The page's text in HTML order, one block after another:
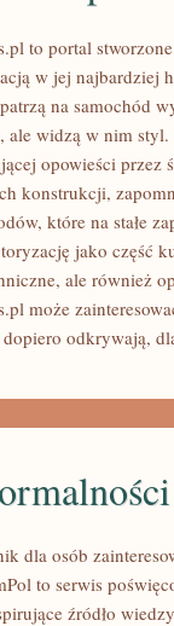
to portal
w jej najbardziej
na samochód
ale widzą w nim
opowieści przez
konstrukcji,
które na stałe
jako część
ale również
może
odkrywają,
dla osób
to serwis
źródło